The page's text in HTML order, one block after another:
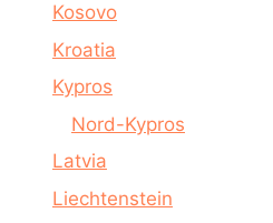
Kosovo
Kroatia
Kypros
Nord-Kypros
Latvia
Liechtenstein